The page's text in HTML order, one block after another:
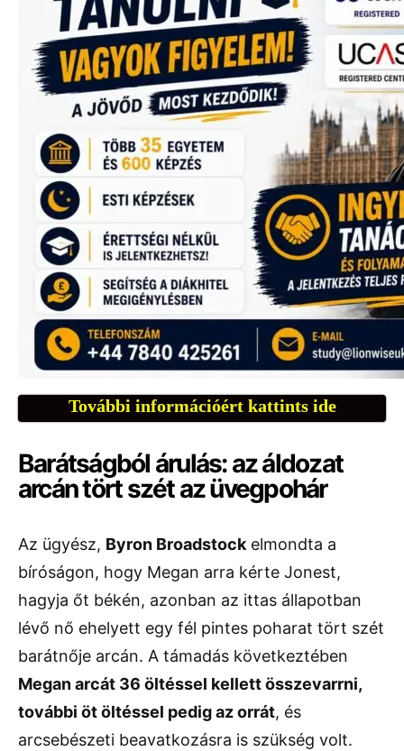
További információért kattints ide
Barátságból árulás: az áldozat
arcán tört szét az üvegpohár
Az ügyész, Byron Broadstock elmondta a
bíróságon, hogy Megan arra kérte Jonest,
hagyja őt békén, azonban az ittas állapotban
lévő nő ehelyett egy fél pintes poharat tört szét
barátnője arcán. A támadás következtében
Megan arcát 36 öltéssel kellett összevarrni,
további öt öltéssel pedig az orrát, és
arcsebészeti beavatkozásra is szükség volt.